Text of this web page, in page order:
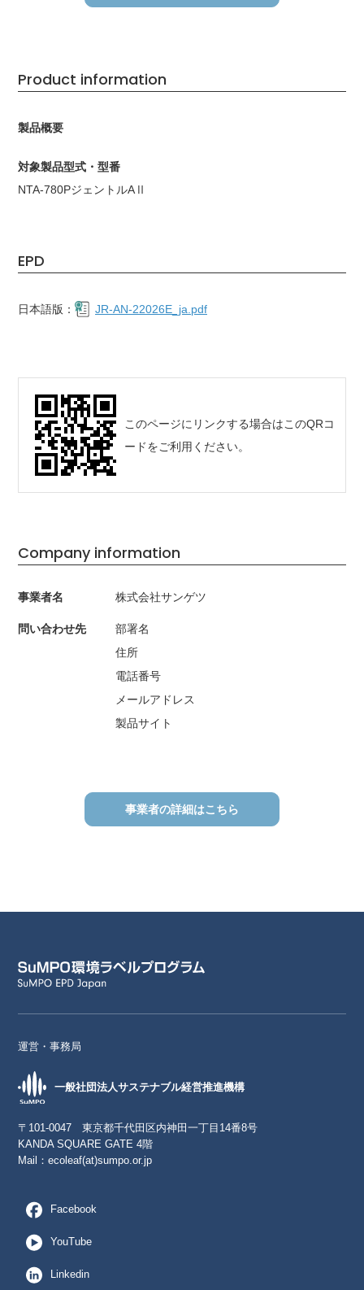
Product information
製品概要
対象製品型式・型番
NTA-780PジェントルAⅡ
EPD
日本語版： JR-AN-22026E_ja.pdf
このページにリンクする場合はこのQRコ
ードをご利用ください。
Company information
事業者名 株式会社サンゲツ
問い合わせ先
部署名
住所
電話番号
メールアドレス
製品サイト
事業者の詳細はこちら
運営・事務局
一般社団法人サステナブル経営推進機構
〒101-0047 東京都千代田区内神田一丁目14番8号
KANDA SQUARE GATE 4階
Mail：ecoleaf(at)sumpo.or.jp
Facebook
YouTube
Linkedin